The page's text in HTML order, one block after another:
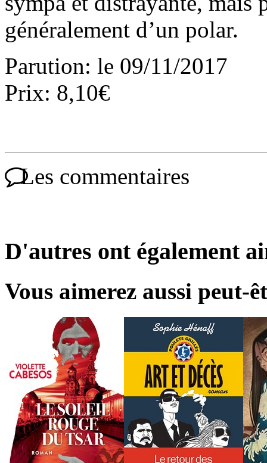
généralement d’un polar.
Parution: le 09/11/2017
Prix: 8,10€
Les commentaires
D'autres ont également
Vous aimerez aussi peut-